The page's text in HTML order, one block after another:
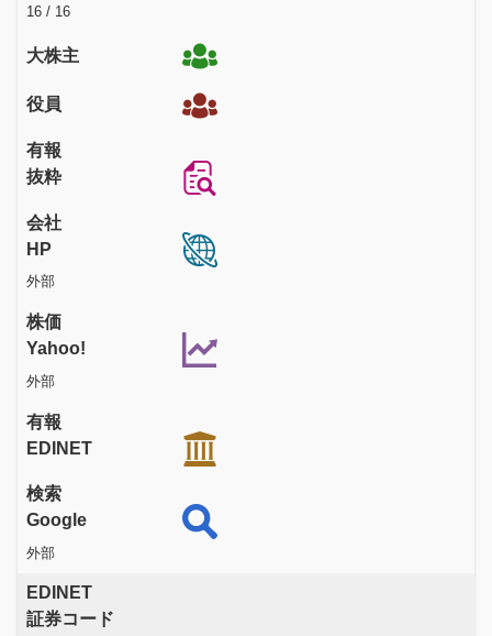
16 / 16
大株主
役員
有報
抜粋
会社
HP
外部
株価
Yahoo!
外部
有報
EDINET
検索
Google
外部
EDINET
証券コード